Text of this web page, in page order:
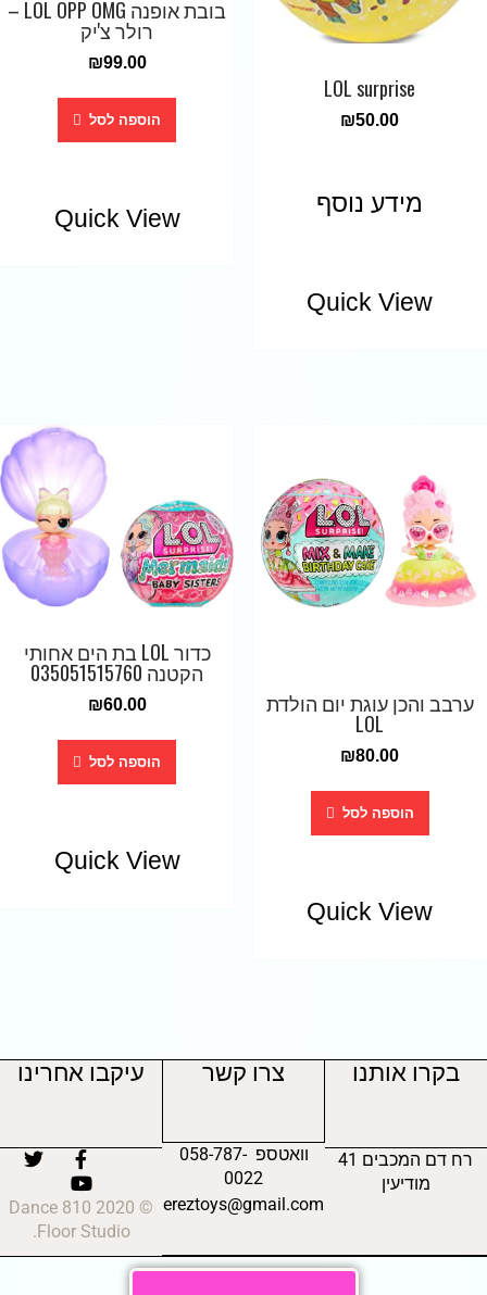
LOL surprise
₪50.00
מידע נוסף
Quick View
בובת אופנה LOL OPP OMG –
רולר צ'יק
₪99.00
הוספה לסל
Quick View
ערבב והכן עוגת יום הולדת
LOL
₪80.00
הוספה לסל
Quick View
כדור LOL בת הים אחותי
הקטנה 035051515760
₪60.00
הוספה לסל
Quick View
בקרו אותנו
רח דם המכבים 41
מודיעין
צרו קשר
וואטספ 058-787-
0022
ereztoys@gmail.com
עיקבו אחרינו
© 2020 810 Dance
Floor Studio.